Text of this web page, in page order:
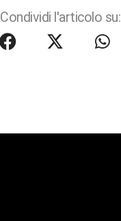
Condividi l'articolo su: